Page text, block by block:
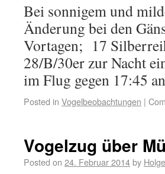
Bei sonnigem und
Änderung bei den
Vortagen; 17
28/B/30er zur Nacht
im Flug gegen 17:45
Posted in Vogelbeobachtungen |
Vogelzug über
Posted on 24. Februar 2014by